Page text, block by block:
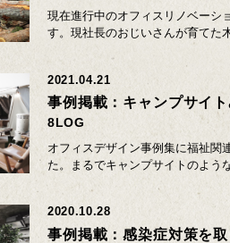
現在進行中のオフィスリノベーシ
す。現社長のおじいさんが育てた
2021.04.21
事例掲載：キャンプサイ
8LOG
オフィスデザイン事例集に福祉関
た。まるでキャンプサイトのよう
2020.10.28
事例掲載：感染症対策を